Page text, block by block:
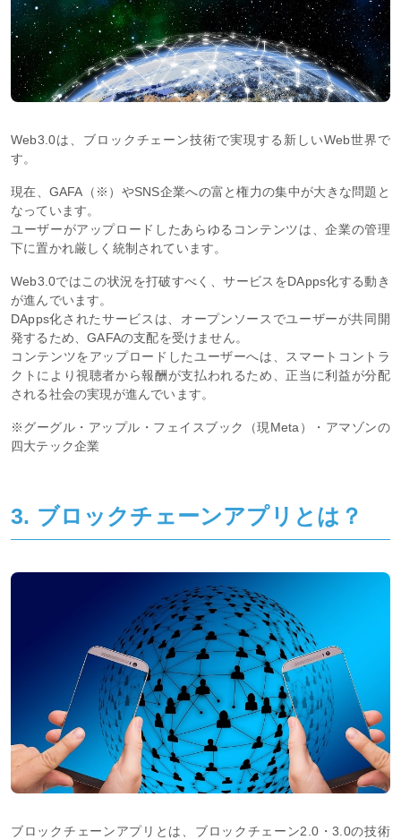
Web3.0は、ブロックチェーン技術で実現する新しいWeb世界で
す。
現在、GAFA（※）やSNS企業への富と権力の集中が大きな問題と
なっています。
ユーザーがアップロードしたあらゆるコンテンツは、企業の管理
下に置かれ厳しく統制されています。
Web3.0ではこの状況を打破すべく、サービスをDApps化する動き
が進んでいます。
DApps化されたサービスは、オープンソースでユーザーが共同開
発するため、GAFAの支配を受けません。
コンテンツをアップロードしたユーザーへは、スマートコントラ
クトにより視聴者から報酬が支払われるため、正当に利益が分配
される社会の実現が進んでいます。
※グーグル・アップル・フェイスブック（現Meta）・アマゾンの
四大テック企業
3. ブロックチェーンアプリとは？
ブロックチェーンアプリとは、ブロックチェーン2.0・3.0の技術